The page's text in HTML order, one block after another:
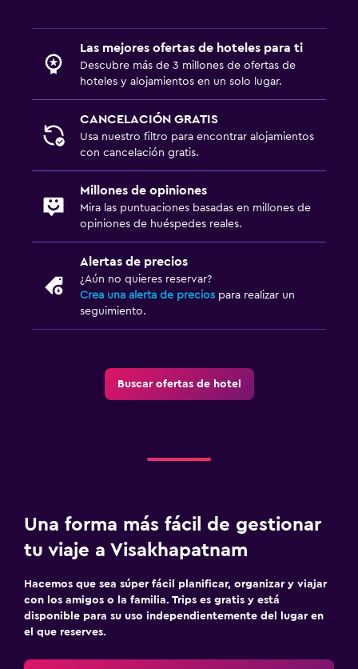
Las mejores ofertas de hoteles para ti
Descubre más de 3 millones de ofertas de
hoteles y alojamientos en un solo lugar.
CANCELACIÓN GRATIS
Usa nuestro filtro para encontrar alojamientos
con cancelación gratis.
Millones de opiniones
Mira las puntuaciones basadas en millones de
opiniones de huéspedes reales.
Alertas de precios
¿Aún no quieres reservar?
Crea una alerta de precios para realizar un
seguimiento.
Buscar ofertas de hotel
Una forma más fácil de gestionar
tu viaje a Visakhapatnam
Hacemos que sea súper fácil planificar, organizar y viajar
con los amigos o la familia. Trips es gratis y está
disponible para su uso independientemente del lugar en
el que reserves.